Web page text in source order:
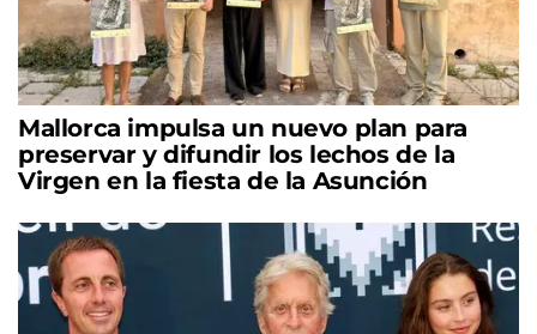
Mallorca impulsa un nuevo plan para
preservar y difundir los lechos de la
Virgen en la fiesta de la Asunción